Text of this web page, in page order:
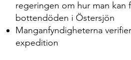
regeringen om hur man kan
bottendöden i Östersjön
Manganfyndigheterna
expedition